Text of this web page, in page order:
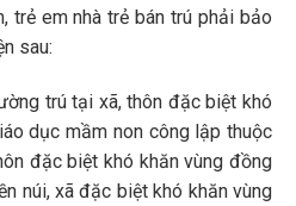
trẻ em nhà trẻ bán trú phải bảo
sau:
trú tại xã, thôn đặc biệt khó
dục mầm non công lập thuộc
đặc biệt khó khăn vùng đồng
núi, xã đặc biệt khó khăn vùng